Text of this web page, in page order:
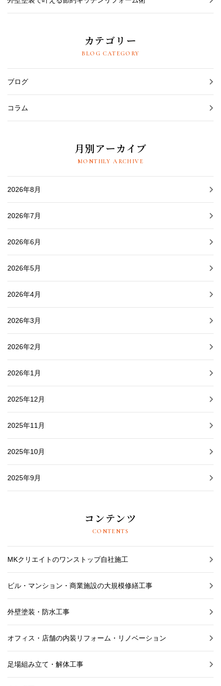
カテゴリー
BLOG CATEGORY
ブログ
コラム
月別アーカイブ
MONTHLY ARCHIVE
2026年8月
2026年7月
2026年6月
2026年5月
2026年4月
2026年3月
2026年2月
2026年1月
2025年12月
2025年11月
2025年10月
2025年9月
コンテンツ
CONTENTS
MKクリエイトのワンストップ自社施工
ビル・マンション・商業施設の大規模修繕工事
外壁塗装・防水工事
オフィス・店舗の内装リフォーム・リノベーション
足場組み立て・解体工事